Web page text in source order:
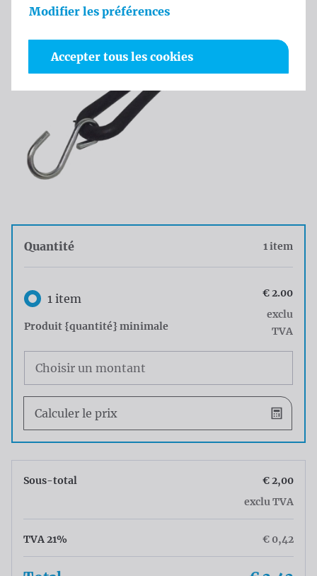
Quantité 1 item
Quantité1 item
Produit {quantité} minimale
€ 2.00
exclu
TVA
Choisissez votre quantité
Calculer le prix
Sous-total
€ 2,00
exclu TVA
TVA 21% € 0,42
Modifier les préférences
Accepter tous les cookies